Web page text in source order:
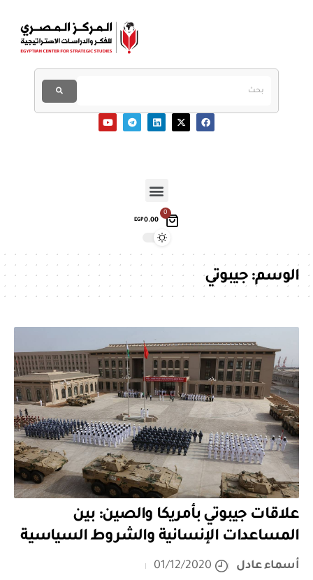
0
EGP0.00
الوسم:جيبوتي
علاقات جيبوتي بأمريكا والصين: بين
المساعدات الإنسانية والشروط السياسية
أسماء عادل
01/12/2020